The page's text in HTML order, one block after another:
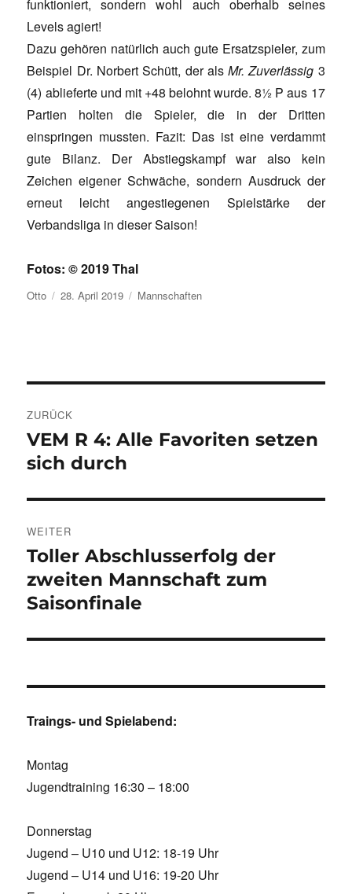
funktioniert, sondern wohl auch oberhalb seines
Levels agiert!
Dazu gehören natürlich auch gute Ersatzspieler, zum
Beispiel Dr. Norbert Schütt, der alsMr. Zuverlässig 3
(4) ablieferte und mit +48 belohnt wurde. 8½ P aus 17
Partien holten die Spieler, die in der Dritten
einspringen mussten. Fazit: Das ist eine verdammt
gute Bilanz. Der Abstiegskampf war also kein
Zeichen eigener Schwäche, sondern Ausdruck der
erneut leicht angestiegenen Spielstärke der
Verbandsliga in dieser Saison!
Fotos: © 2019 Thal
Autor
Otto Veröffentlicht
28. April 2019 Kategorien
Mannschaften
ZURÜCK
Vorheriger
Beitrag:
VEM R 4: Alle Favoriten setzen
sich durch
WEITER
Nächster
Beitrag:
Toller Abschlusserfolg der
zweiten Mannschaft zum
Saisonfinale
Traings- und Spielabend:
Montag
Jugendtraining 16:30 – 18:00
Donnerstag
Jugend – U10 und U12: 18-19 Uhr
Jugend – U14 und U16: 19-20 Uhr